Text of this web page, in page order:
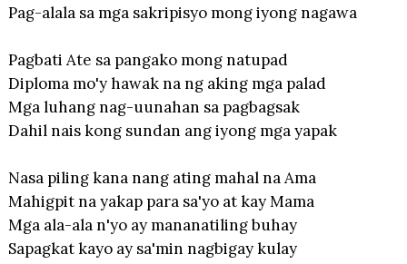
Pag-alala sa mga sakripisyo mong iyong nagawa
Pagbati Ate sa pangako mong natupad
Diploma mo'y hawak na ng aking mga palad
Mga luhang nag-uunahan sa pagbagsak
Dahil nais kong sundan ang iyong mga yapak
Nasa piling kana nang ating mahal na Ama
Mahigpit na yakap para sa'yo at kay Mama
Mga ala-ala n'yo ay mananatiling buhay
Sapagkat kayo ay sa'min nagbigay kulay